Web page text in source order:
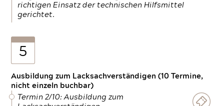
richtigen Einsatz der technischen Hilfsmittel
gerichtet.
5
Ausbildung zum Lacksachverständigen (10 Termine,
nicht einzeln buchbar)
Termin 2/10: Ausbildung zum